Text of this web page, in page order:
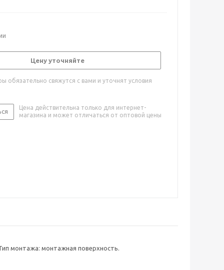
Цену уточняйте
обязательно свяжутся с вами и уточнят условия
Цена действительна только для интернет-
магазина и может отличаться от оптовой цены
монтажа: монтажная поверхность.